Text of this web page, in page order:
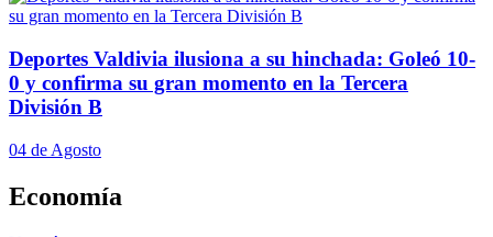
Deportes Valdivia ilusiona a su hinchada: Goleó 10-
0 y confirma su gran momento en la Tercera
División B
04 de Agosto
Economía